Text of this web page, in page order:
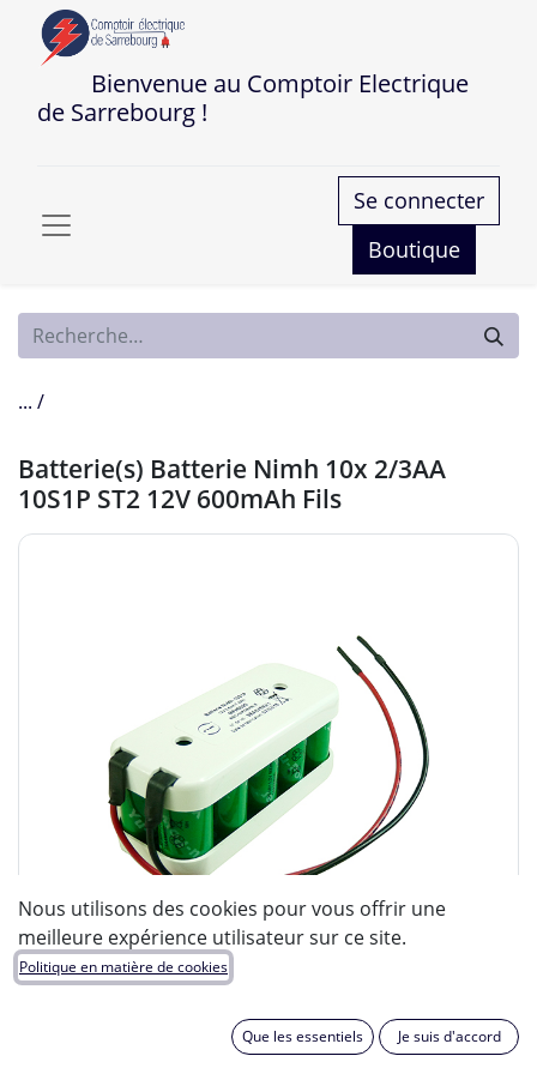
Bienvenue au Comptoir Electrique
de Sarrebourg !
Se connecter
Boutique
... /
Batterie(s) Batterie Nimh 10x 2/3AA
10S1P ST2 12V 600mAh Fils
Nous utilisons des cookies pour vous offrir une
meilleure expérience utilisateur sur ce site.
Politique en matière de cookies
Que les essentiels Je suis d'accord